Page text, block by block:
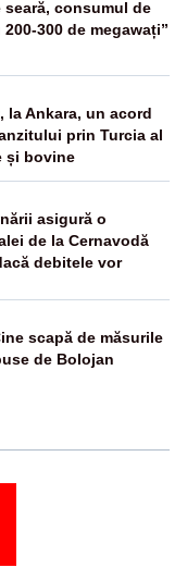
consumul de
300 de megawați”
la Ankara, un acord
prin Turcia al
și bovine
asigură o
de la Cernavodă
debitele vor
scapă de măsurile
de Bolojan